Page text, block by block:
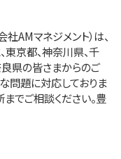
AMマネジメント）は、
東京都、神奈川県、千
良県の皆さまからのご
問題に対応しておりま
でご相談ください。豊